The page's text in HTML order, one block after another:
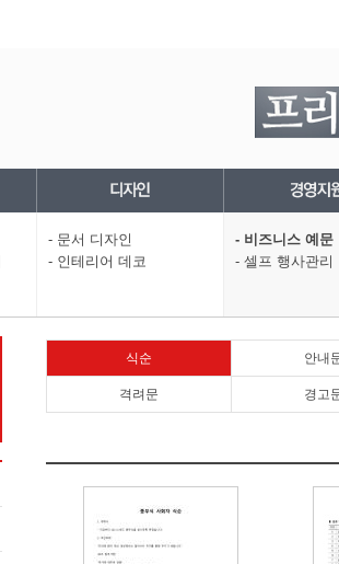
- 문서 디자인
- 인테리어 데코
- 비즈니스 예문
- 셀프 행사관리
식순 안내
격려문 경고